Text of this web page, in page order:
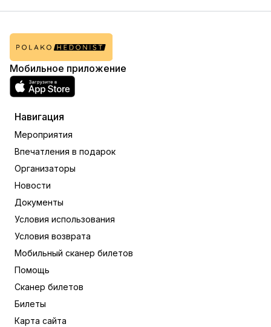
Мобильное приложение
Навигация
Мероприятия
Впечатления в подарок
Организаторы
Новости
Документы
Условия использования
Условия возврата
Мобильный сканер билетов
Помощь
Сканер билетов
Билеты
Карта сайта